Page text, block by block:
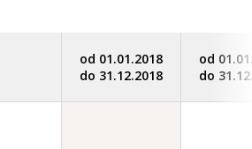
od 01.01.2018
do 31.12.2018
od
do